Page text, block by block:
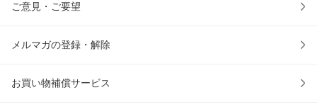
ご意見・ご要望
メルマガの登録・解除
お買い物補償サービス